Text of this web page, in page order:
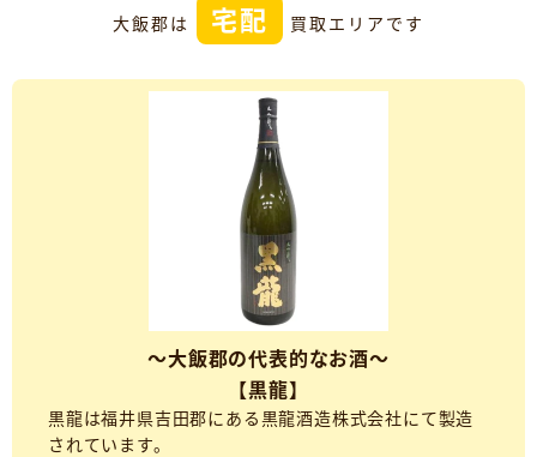
大飯郡は 宅配 買取エリアです
～大飯郡の代表的なお酒～
【黒龍】
黒龍は福井県吉田郡にある黒龍酒造株式会社にて製造
されています。